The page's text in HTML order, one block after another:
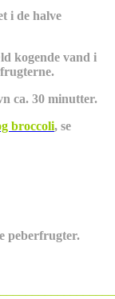
i de halve
kogende vand i
ca. 30 minutter.
broccoli, se
peberfrugter.